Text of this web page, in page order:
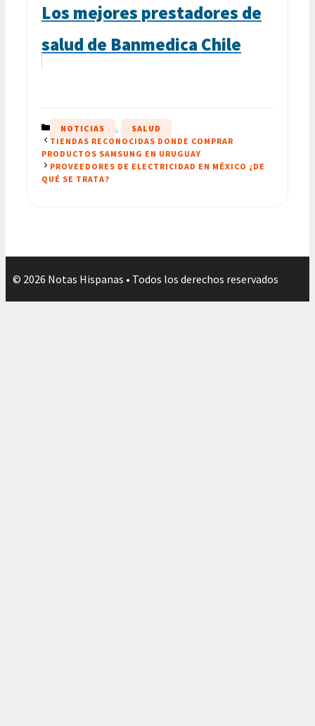
Los mejores prestadores de
salud de Banmedica Chile
CATEGORÍAS
NOTICIAS ,
SALUD
TIENDAS RECONOCIDAS DONDE COMPRAR
PRODUCTOS SAMSUNG EN URUGUAY
PROVEEDORES DE ELECTRICIDAD EN MÉXICO ¿DE
QUÉ SE TRATA?
© 2026 Notas Hispanas • Todos los derechos reservados